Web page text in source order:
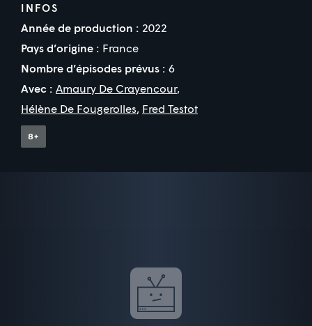
INFOS
Année de production : 2022
Pays d’origine : France
Nombre d’épisodes prévus : 6
Avec : Amaury De Crayencour,
Hélène De Fougerolles, Fred Testot